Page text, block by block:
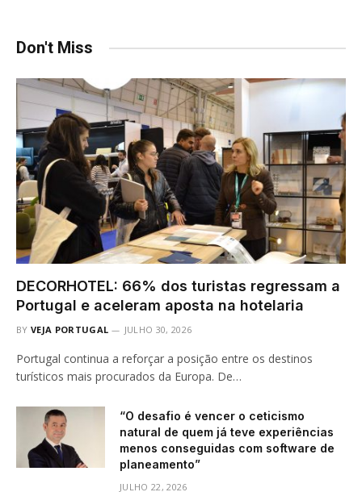
Don't Miss
DECORHOTEL: 66% dos turistas regressam a
Portugal e aceleram aposta na hotelaria
BY VEJA PORTUGAL JULHO 30, 2026
Portugal continua a reforçar a posição entre os destinos
turísticos mais procurados da Europa. De…
“O desafio é vencer o ceticismo
natural de quem já teve experiências
menos conseguidas com software de
planeamento”
JULHO 22, 2026